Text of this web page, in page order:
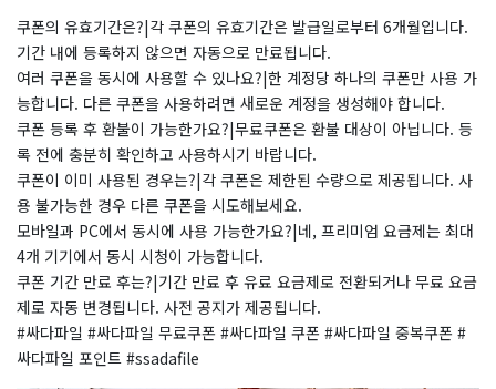
쿠폰의 유효기간은?|각 쿠폰의 유효기간은 발급일로부터 6개월입니다.
기간 내에 등록하지 않으면 자동으로 만료됩니다.
여러 쿠폰을 동시에 사용할 수 있나요?|한 계정당 하나의 쿠폰만 사용 가
능합니다. 다른 쿠폰을 사용하려면 새로운 계정을 생성해야 합니다.
쿠폰 등록 후 환불이 가능한가요?|무료쿠폰은 환불 대상이 아닙니다. 등
록 전에 충분히 확인하고 사용하시기 바랍니다.
쿠폰이 이미 사용된 경우는?|각 쿠폰은 제한된 수량으로 제공됩니다. 사
용 불가능한 경우 다른 쿠폰을 시도해보세요.
모바일과 PC에서 동시에 사용 가능한가요?|네, 프리미엄 요금제는 최대
4개 기기에서 동시 시청이 가능합니다.
쿠폰 기간 만료 후는?|기간 만료 후 유료 요금제로 전환되거나 무료 요금
제로 자동 변경됩니다. 사전 공지가 제공됩니다.
#싸다파일 #싸다파일 무료쿠폰 #싸다파일 쿠폰 #싸다파일 중복쿠폰 #
싸다파일 포인트 #ssadafile